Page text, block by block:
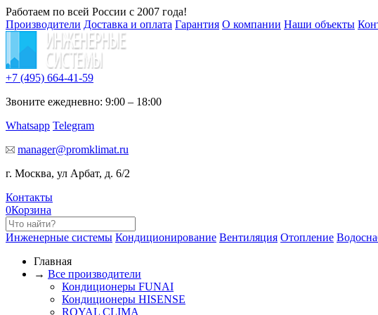
Работаем по всей России с 2007 года!
Производители Доставка и оплата Гарантия О компании Наши объекты
+7 (495) 664-41-59
Звоните ежедневно: 9:00 – 18:00
Whatsapp Telegram
manager@promklimat.ru
г. Москва, ул Арбат, д. 6/2
Контакты
0Корзина
Инженерные системы Кондиционирование Вентиляция Отопление
Главная
→ Все производители
Кондиционеры FUNAI
Кондиционеры HISENSE
ROYAL CLIMA